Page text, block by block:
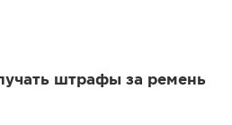
штрафы за ремень